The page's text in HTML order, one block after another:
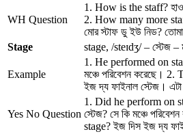
WH Question
1. How is the staff? হাও
2. How many more
মোর স্টাফ ডু ইউ নিড?
Stage
stage, /steɪdʒ/ – স্টেজ –
Example
1. He performed on
মঞ্চে পরিবেশন করেছে।
ইজ দ্য ফাইনাল স্টেজ। এটা
Yes No Question
1. Did he perform on
স্টেজ? সে কি মঞ্চে
stage? ইজ দিস ইজ দ্য